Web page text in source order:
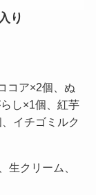
り
コア×2個、ぬ
し×1個、紅芋
イチゴミルク
生クリーム、